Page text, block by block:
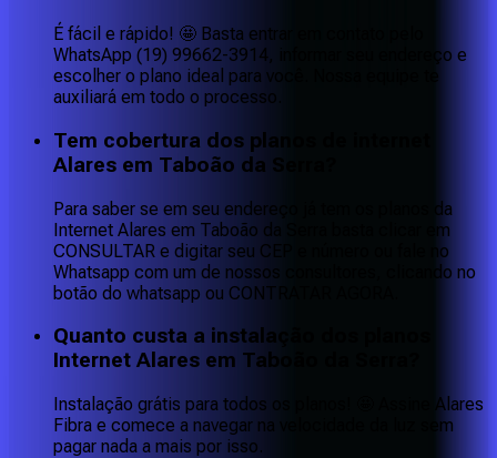
É fácil e rápido! 🤩 Basta entrar em contato pelo
WhatsApp (19) 99662-3914, informar seu endereço e
escolher o plano ideal para você. Nossa equipe te
auxiliará em todo o processo.
Tem cobertura dos planos de internet
Alares em Taboão da Serra?
Para saber se em seu endereço já tem os planos da
Internet Alares em Taboão da Serra basta clicar em
CONSULTAR e digitar seu CEP e número ou fale no
Whatsapp com um de nossos consultores, clicando no
botão do whatsapp ou CONTRATAR AGORA.
Quanto custa a instalação dos planos
Internet Alares em Taboão da Serra?
Instalação grátis para todos os planos! 🤩 Assine Alares
Fibra e comece a navegar na velocidade da luz sem
pagar nada a mais por isso.